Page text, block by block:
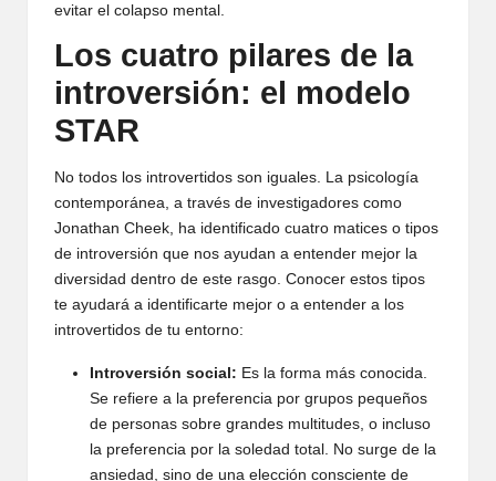
evitar el colapso mental.
Los cuatro pilares de la
introversión: el modelo
STAR
No todos los introvertidos son iguales. La psicología
contemporánea, a través de investigadores como
Jonathan Cheek, ha identificado cuatro matices o tipos
de introversión que nos ayudan a entender mejor la
diversidad dentro de este rasgo. Conocer estos tipos
te ayudará a identificarte mejor o a entender a los
introvertidos de tu entorno:
Introversión social: Es la forma más conocida.
Se refiere a la preferencia por grupos pequeños
de personas sobre grandes multitudes, o incluso
la preferencia por la soledad total. No surge de la
ansiedad, sino de una elección consciente de